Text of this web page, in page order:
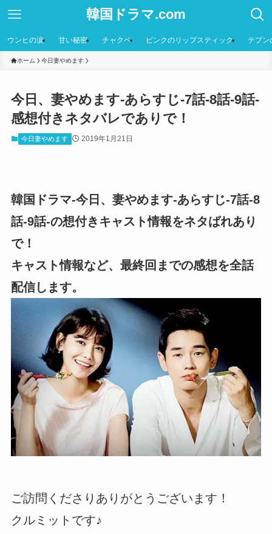
韓国ドラマ.com
ウンヒの涙 甘い秘密 チャクペ ピンクのリップスティック テプン
ホーム 今日妻やめます
今日、妻やめます-あらすじ-7話-8話-9話-
感想付きネタバレでありで！
今日妻やめます 2019年1月21日
韓国ドラマ-今日、妻やめます-あらすじ-7話-8
話-9話-の想付きキャスト情報をネタばれあり
で！
キャスト情報など、最終回までの感想を全話
配信します。
ご訪問くださりありがとうございます！
クルミットです♪